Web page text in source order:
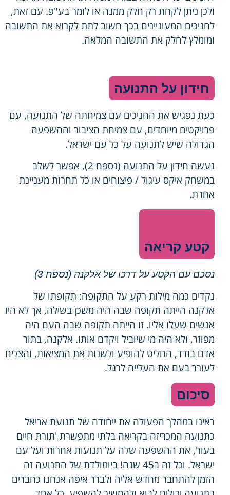
ולכן ניתן לקחת רק חלק ממנה או לומר בע"פ. עם זאת,
לחניכים המעוניינים בכך חשוב לתת לקרוא את התשובה
ומומלץ לחלק את התשובה המלאה.
חידון על התנועה
כעת נפגיש את החניכים עם צמיחתה של התנועה, עם
פרויקטים מיוחדים, עם צמיחת הציבור וההשפעה
הגדולה שיש לתנועה על כל עם ישראל.
נעשה חידון על התנועה (נספח 2), אפשר לשלב
במשחק איקס עיגול / פיצוחים או כל תחרות מעניינת
אחרת.
קטע קריאה
נסכם עם הקטע על דרכו של אלקנה (נספח 3)
נקדים כמה מילות רקע על התקופה: תקופתו של
אלקנה הייתה תקופה שבה היה משכן בשילה, אך לא היו
אנשים שעלו אליו. זו הייתה תקופה שבה העם היה
מפוזר, ולא היה מי שיוביל ויקדם אותו. אלקנה, בתור
אדם בודד, החליט להופיע ולשנות את המציאות, והצליח
לעורר בעם את העלייה לרגל.
סיכום
ראינו במהלך הפעולה את ייחודה של תנועת אריאל
כתנועה המכריזה בקריאה בלתי מתפשרת 'תורת חיים
בעוז', את ההשפעה שלה על תנועות אחרות ועל עם
ישראל. וכל זה ב45 שנה! ביומולדת של התנועה זה
הזמן להתחבר מחדש אליה ולברר איפה אנחנו כחברים